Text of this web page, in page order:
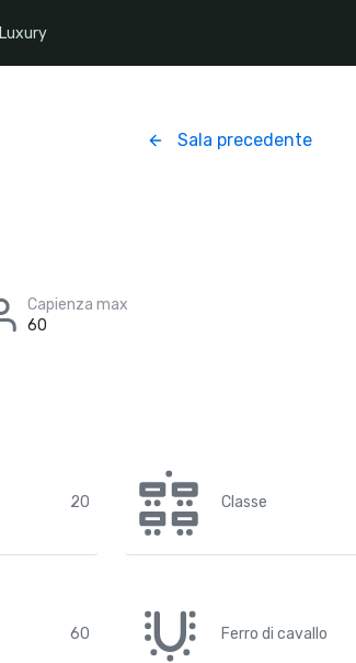
Luxury
Sala precedente
Capienza max
60
20 Classe
60 Ferro di cavallo